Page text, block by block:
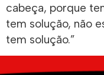
cabeça, porque
tem solução, não
tem solução.”